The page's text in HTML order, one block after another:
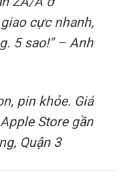
cực nhanh,
5 sao!” – Anh
pin khỏe. Giá
Store gần
Quận 3